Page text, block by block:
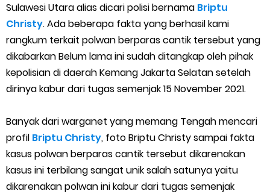
Cara Ping DNS Server Gojek Gopartner
Cara Mudah Melihat Nomor Shopeepay Sendiri dan Orang Lain
7 Cara Mudah Top Up Grab untuk Driver
5 Versi Map Paling Gacor Untuk Ojek Online
Penyebab dan Cara Memulihkan Akun Gojek Dibekukan
Cara Menghitung Penghasilan Grab Sesuai dengan Orderan
Cara Menggunakan Paket Telkomsel Mitra Gojek
Sulawesi Utara alias dicari polisi bernama Briptu
Christy. Ada beberapa fakta yang berhasil kami
rangkum terkait polwan berparas cantik tersebut yang
dikabarkan Belum lama ini sudah ditangkap oleh pihak
kepolisian di daerah Kemang Jakarta Selatan setelah
dirinya kabur dari tugas semenjak 15 November 2021.
Banyak dari warganet yang memang Tengah mencari
profil Briptu Christy, foto Briptu Christy sampai fakta
kasus polwan berparas cantik tersebut dikarenakan
kasus ini terbilang sangat unik salah satunya yaitu
dikarenakan polwan ini kabur dari tugas semenjak